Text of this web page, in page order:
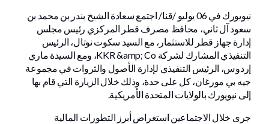
نيويورك في 06 يوليو /قنا/ اجتمع سعادة الشيخ بندر بن محمد بن
سعود آل ثاني، محافظ مصرف قطر المركزي رئيس مجلس
إدارة جهاز قطر للاستثمار، مع السيد سكوت نوتال، الرئيس
التنفيذي المشارك لشركة KKR &amp; Co، ومع السيدة ماري
إردوس، الرئيس التنفيذي لإدارة الأصول والثروات في مجموعة
جيه بي مورغان، كل على حدة، وذلك خلال الزيارة التي قام بها
إلى نيويورك بالولايات المتحدة الأمريكية.
جرى خلال الاجتماعين استعراض أبرز التطورات المالية